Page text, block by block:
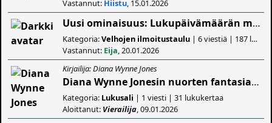
Vastannut: Hiistu, 15.01.2026
Uusi ominaisuus: Lukupäivämäärän muokkaus nyt mahdollista
Kategoria:Velhojen ilmoitustaulu | 6 viestiä | 187 lukukertaa
Vastannut: Eija, 20.01.2026
Kirjailija: Diana Wynne Jones
Diana Wynne Jonesin nuorten fantasia romaanit
Kategoria: Lukusali | 1 viesti | 31 lukukertaa
Aloittanut: Vierailija, 09.01.2026